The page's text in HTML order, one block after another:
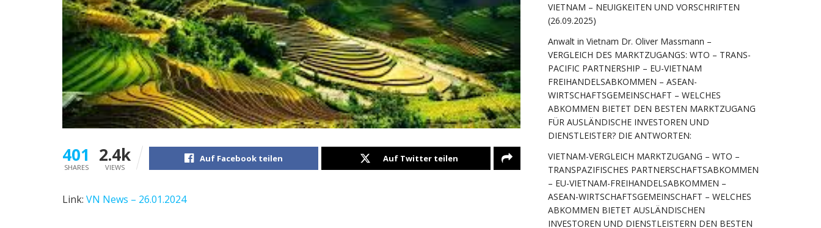
401
SHARES
2.4k
VIEWS
Auf Facebook teilen Auf Twitter teilen
Link: VN News – 26.01.2024
VIETNAM – NEUIGKEITEN UND VORSCHRIFTEN
(26.09.2025)
Anwalt in Vietnam Dr. Oliver Massmann –
VERGLEICH DES MARKTZUGANGS: WTO – TRANS-
PACIFIC PARTNERSHIP – EU-VIETNAM
FREIHANDELSABKOMMEN – ASEAN-
WIRTSCHAFTSGEMEINSCHAFT – WELCHES
ABKOMMEN BIETET DEN BESTEN MARKTZUGANG
FÜR AUSLÄNDISCHE INVESTOREN UND
DIENSTLEISTER? DIE ANTWORTEN:
VIETNAM-VERGLEICH MARKTZUGANG – WTO –
TRANSPAZIFISCHES PARTNERSCHAFTSABKOMMEN
– EU-VIETNAM-FREIHANDELSABKOMMEN –
ASEAN-WIRTSCHAFTSGEMEINSCHAFT – WELCHES
ABKOMMEN BIETET AUSLÄNDISCHEN
INVESTOREN UND DIENSTLEISTERN DEN BESTEN